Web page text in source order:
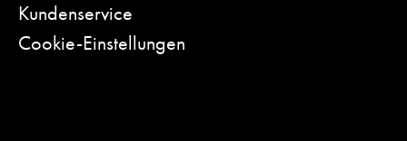
Kundenservice
Cookie-Einstellungen